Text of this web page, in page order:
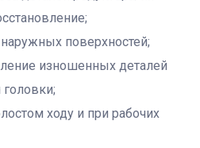
поверхностей;
изношенных деталей
ходу и при рабочих